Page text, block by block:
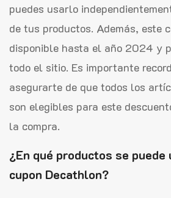
puedes usarlo
de tus productos. Además, este
disponible hasta el año 2024 y
todo el sitio. Es importante
asegurarte de que todos los
son elegibles para este
la compra.
¿En qué productos se
cupon Decathlon?